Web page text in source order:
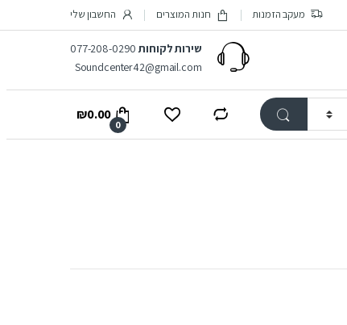
מעקב הזמנות חנות המוצרים החשבון שלי
שירות לקוחות077-208-0290
Soundcenter42@gmail.com
0
₪0.00